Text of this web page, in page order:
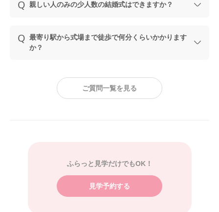
親しい人のみの少人数の結婚式はできますか？
最寄り駅から式場まで徒歩で何分くらいかかります
か？
ご質問一覧を見る
ふらっと見学だけでもOK！
見学予約する